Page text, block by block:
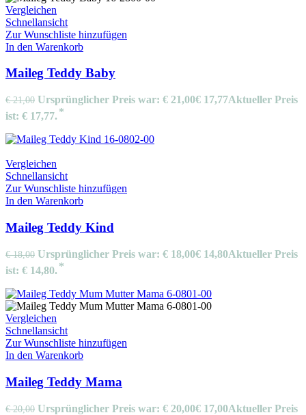
Vergleichen
Schnellansicht
Zur Wunschliste hinzufügen
In den Warenkorb
Maileg Teddy Baby
€21,00 Ursprünglicher Preis war: € 21,00€ 17,77Aktueller Preis
ist: € 17,77.
Vergleichen
Schnellansicht
Zur Wunschliste hinzufügen
In den Warenkorb
Maileg Teddy Kind
€18,00 Ursprünglicher Preis war: € 18,00€ 14,80Aktueller Preis
ist: € 14,80.
Vergleichen
Schnellansicht
Zur Wunschliste hinzufügen
In den Warenkorb
Maileg Teddy Mama
€20,00 Ursprünglicher Preis war: € 20,00€ 17,00Aktueller Preis